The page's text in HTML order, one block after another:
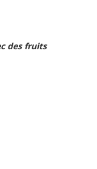
des fruits